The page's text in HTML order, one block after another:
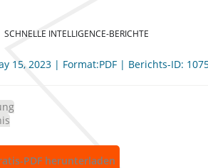
SCHNELLE INTELLIGENCE-BERICHTE
15, 2023 | Format:PDF | Berichts-ID:
PDF herunterladen